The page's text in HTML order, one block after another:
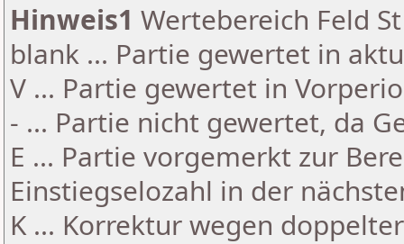
Hinweis1 Wertebereich Feld
blank ... Partie gewertet in
V ... Partie gewertet in
- ... Partie nicht gewertet, da
E ... Partie vorgemerkt zur
Einstiegselozahl in der
K ... Korrektur wegen